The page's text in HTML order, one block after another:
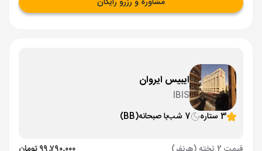
ایبیس ایروان
IBIS
3 ستاره
7 شب با صبحانه(BB)